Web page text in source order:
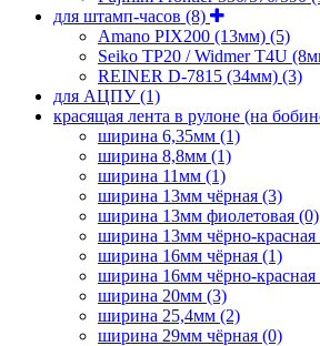
для штамп-часов (8)
Amano PIX200 (13мм) (5)
Seiko TP20 / Widmer T4U
REINER D-7815 (34мм) (3)
для АЦПУ(1)
красящая лента в рулоне (на
ширина 6,35мм (1)
ширина 8,8мм (1)
ширина 11мм (1)
ширина 13мм чёрная (3)
ширина 13мм фиолетовая (0)
ширина 13мм чёрно-красная
ширина 16мм чёрная (1)
ширина 16мм чёрно-красная
ширина 20мм (3)
ширина 25,4мм (2)
ширина 29мм чёрная (0)